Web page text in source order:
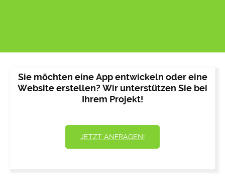
Sie möchten eine App entwickeln oder eine
Website erstellen? Wir unterstützen Sie bei
Ihrem Projekt!
JETZT ANFRAGEN!